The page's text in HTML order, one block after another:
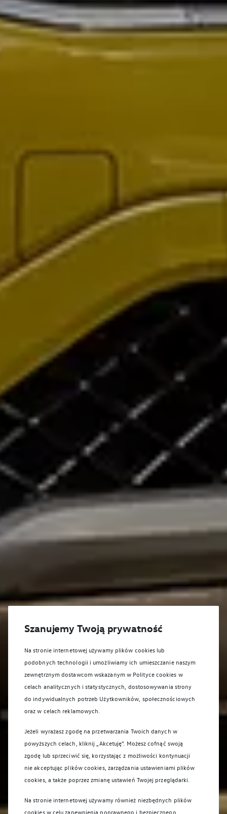
Szanujemy Twoją prywatność
Na stronie internetowej używamy plików cookies lub
podobnych technologii i umożliwiamy ich umieszczanie naszym
zewnętrznym dostawcom wskazanym w Polityce cookies w
celach analitycznych i statystycznych, dostosowywania strony
do indywidualnych potrzeb Użytkowników, społecznościowych
oraz w celach reklamowych.
Jeżeli wyrażasz zgodę na przetwarzania Twoich danych w
powyższych celach, kliknij „Akcetuję”. Możesz cofnąć swoją
zgodę lub sprzeciwić się, korzystając z możliwości kontynuacji
nie akceptując plików cookies, zarządzania ustawieniami plików
cookies, a także poprzez zmianę ustawień Twojej przeglądarki.
Na stronie internetowej używamy również niezbędnych plików
cookies w celu zapewnienia poprawnego i bezpiecznego